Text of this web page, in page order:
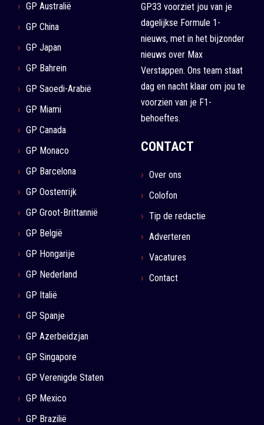
GP Australië
GP China
GP Japan
GP Bahrein
GP Saoedi-Arabië
GP Miami
GP Canada
GP Monaco
GP Barcelona
GP Oostenrijk
GP Groot-Brittannië
GP België
GP Hongarije
GP Nederland
GP Italië
GP Spanje
GP Azerbeidzjan
GP Singapore
GP Verenigde Staten
GP Mexico
GP Brazilië
GP33 voorziet jou van je
dagelijkse Formule 1-
nieuws, met in het bijzonder
nieuws over Max
Verstappen. Ons team staat
dag en nacht klaar om jou te
voorzien van je F1-
behoeftes.
CONTACT
Over ons
Colofon
Tip de redactie
Adverteren
Vacatures
Contact